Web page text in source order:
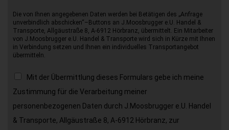
Die von Ihnen angegebenen Daten werden bei Betätigen des „Anfrage
unverbindlich abschicken“–Buttons an J.Moosbrugger e.U. Handel &
Transporte, Allgäustraße 8, A-6912 Hörbranz, übermittelt. Ein Mitarbeiter
von J.Moosbrugger e.U. Handel & Transporte wird sich in Kürze mit Ihnen
in Verbindung setzen und Ihnen ein individuelles Transportangebot
übermitteln.
Mit der Übermittlung dieses Formulars gebe ich meine
Zustimmung für die Verarbeitung meiner
personenbezogenen Daten durch J.Moosbrugger e.U. Handel
& Transporte, Allgäustraße 8, A-6912 Hörbranz, zur